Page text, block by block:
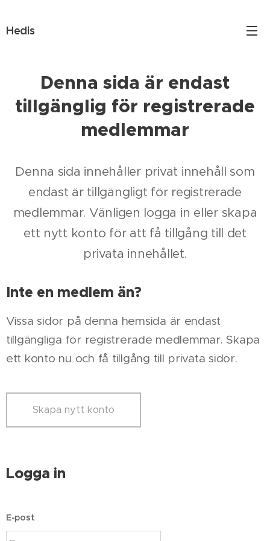
Hedis
Denna sida är endast
tillgänglig för registrerade
medlemmar
Denna sida innehåller privat innehåll som
endast är tillgängligt för registrerade
medlemmar. Vänligen logga in eller skapa
ett nytt konto för att få tillgång till det
privata innehållet.
Inte en medlem än?
Vissa sidor på denna hemsida är endast
tillgängliga för registrerade medlemmar. Skapa
ett konto nu och få tillgång till privata sidor.
Skapa nytt konto
Logga in
E-post